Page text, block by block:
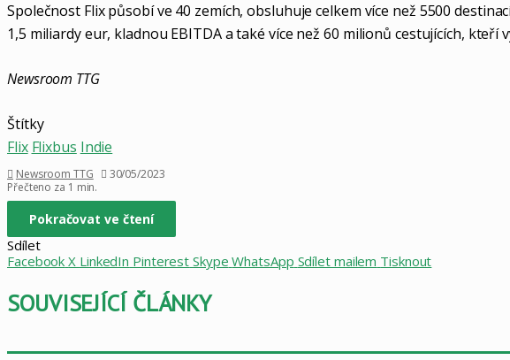
Společnost Flix působí ve 40 zemích, obsluhuje celkem více než 5500
1,5 miliardy eur, kladnou EBITDA a také více než 60 milionů cestujících,
Newsroom TTG
Štítky
Flix Flixbus Indie
Newsroom TTG
30/05/2023
Přečteno za 1 min.
Pokračovat ve čtení
Sdílet
Facebook X LinkedIn Pinterest Skype WhatsApp Sdílet mailem Tisknout
SOUVISEJÍCÍ ČLÁNKY